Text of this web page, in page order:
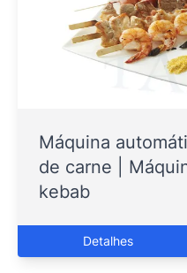
Máquina
de carne |
kebab
Detalhes